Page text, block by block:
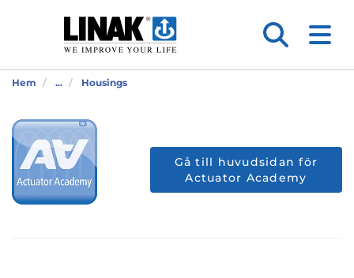
Hem ... Housings
Gå till huvudsidan för
Actuator Academy